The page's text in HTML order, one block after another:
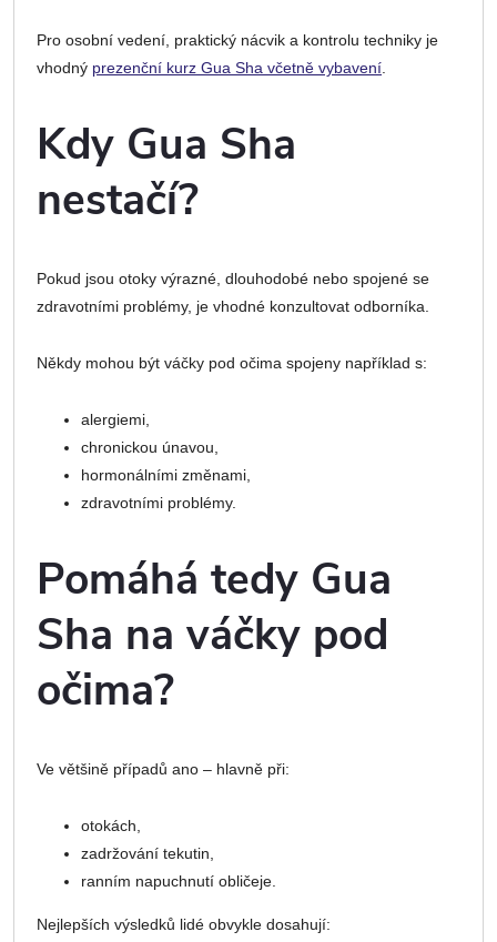
Pro osobní vedení, praktický nácvik a kontrolu techniky je
vhodný prezenční kurz Gua Sha včetně vybavení
Kdy Gua Sha
nestačí?
Pokud jsou otoky výrazné, dlouhodobé nebo spojené se
zdravotními problémy, je vhodné konzultovat odborníka.
Někdy mohou být váčky pod očima spojeny například s:
alergiemi,
chronickou únavou,
hormonálními změnami,
zdravotními problémy.
Pomáhá tedy Gua
Sha na váčky pod
očima?
Ve většině případů ano – hlavně při:
otokách,
zadržování tekutin,
ranním napuchnutí obličeje.
Nejlepších výsledků lidé obvykle dosahují: